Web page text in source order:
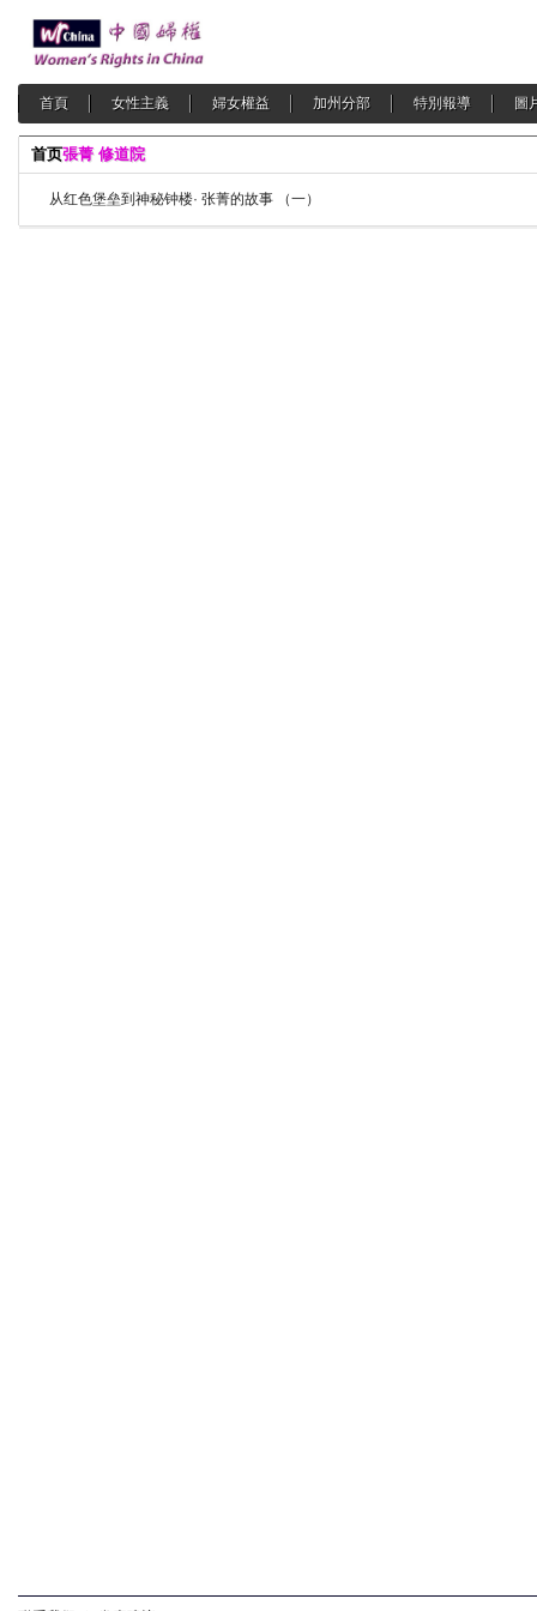
首頁 女性主義 婦女權益 加州分部 特別報導 圖
首页張菁 修道院
从红色堡垒到神秘钟楼· 张菁的故事 （一）